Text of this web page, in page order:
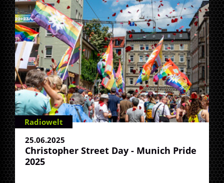
Radiowelt
25.06.2025
Christopher Street Day - Munich Pride
2025